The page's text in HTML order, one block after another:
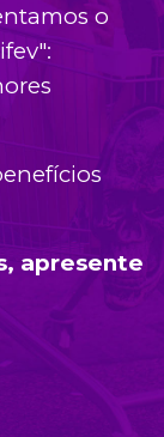
o
apresente